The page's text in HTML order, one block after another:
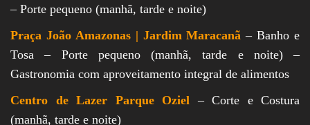
– Porte pequeno (manhã, tarde e noite)
Praça João Amazonas | Jardim Maracanã – Banho e
Tosa – Porte pequeno (manhã, tarde e noite) –
Gastronomia com aproveitamento integral de alimentos
Centro de Lazer Parque Oziel
– Corte e Costura
(manhã, tarde e noite)